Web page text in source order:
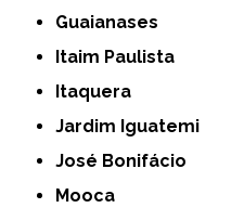
Guaianases
Itaim Paulista
Itaquera
Jardim Iguatemi
José Bonifácio
Mooca